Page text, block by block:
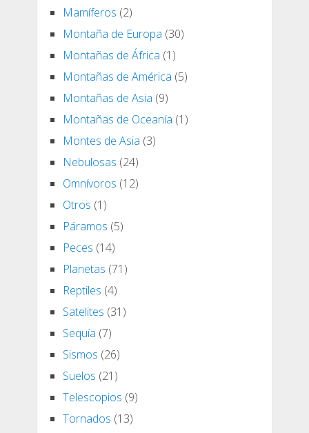
Mamíferos (2)
Montaña de Europa (30)
Montañas de África (1)
Montañas de América (5)
Montañas de Asia (9)
Montañas de Oceanía (1)
Montes de Asia (3)
Nebulosas (24)
Omnívoros (12)
Otros (1)
Páramos (5)
Peces (14)
Planetas (71)
Reptiles (4)
Satelites (31)
Sequía (7)
Sismos (26)
Suelos (21)
Telescopios (9)
Tornados (13)